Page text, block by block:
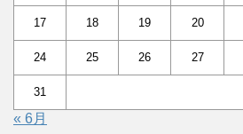
17 18 19 20
24 25 26 27
31
« 6月